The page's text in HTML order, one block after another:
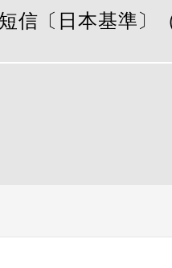
〔日本基準〕（